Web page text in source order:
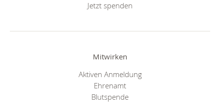
Jetzt spenden
Mitwirken
Aktiven Anmeldung
Ehrenamt
Blutspende